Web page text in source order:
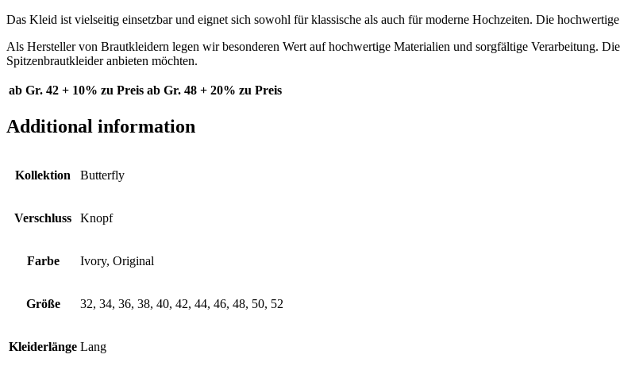
Das Kleid ist vielseitig einsetzbar und eignet sich sowohl für klassische als auch für moderne Hochzeiten. Die
Als Hersteller von Brautkleidern legen wir besonderen Wert auf hochwertige Materialien und sorgfältige Verarbeitung.
Spitzenbrautkleider anbieten möchten.
ab Gr. 42 + 10% zu Preis ab Gr. 48 + 20% zu Preis
Additional information
Kollektion Butterfly
Verschluss Knopf
Farbe Ivory, Original
Größe 32, 34, 36, 38, 40, 42, 44, 46, 48, 50, 52
Kleiderlänge Lang